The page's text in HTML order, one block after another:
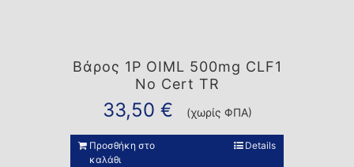
Βάρος 1P OIML 500mg CLF1
No Cert TR
33,50 € (χωρίς ΦΠΑ)
Προσθήκη στο
καλάθι
Details